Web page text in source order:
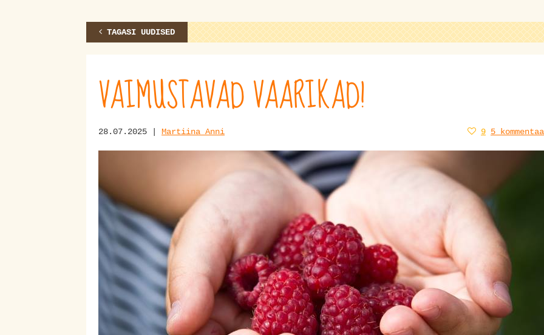
TAGASI UUDISED
VAIMUSTAVAD VAARIKAD!
28.07.2025 | Martiina Anni 9 5